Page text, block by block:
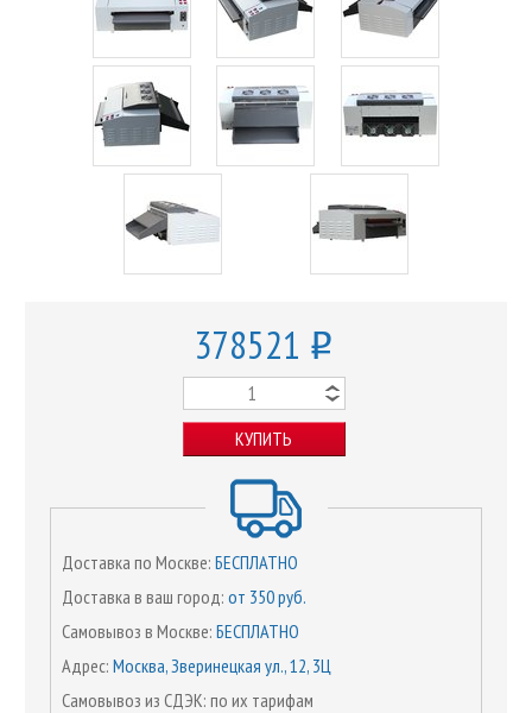
378521 o
КУПИТЬ
Доставка по Москве: БЕСПЛАТНО
Доставка в ваш город: от 350 руб.
Самовывоз в Москве: БЕСПЛАТНО
Адрес: Москва, Зверинецкая ул., 12, 3Ц
Самовывоз из СДЭК: по их тарифам